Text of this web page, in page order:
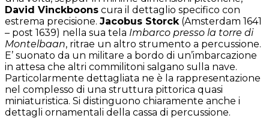
David Vinckboons cura il dettaglio specifico con
estrema precisione. Jacobus Storck(Amsterdam 1641
– post 1639) nella sua tela Imbarco presso la torre di
Montelbaan, ritrae un altro strumento a percussione.
E’ suonato da un militare a bordo di un’imbarcazione
in attesa che altri commilitoni salgano sulla nave.
Particolarmente dettagliata ne è la rappresentazione
nel complesso di una struttura pittorica quasi
miniaturistica. Si distinguono chiaramente anche i
dettagli ornamentali della cassa di percussione.